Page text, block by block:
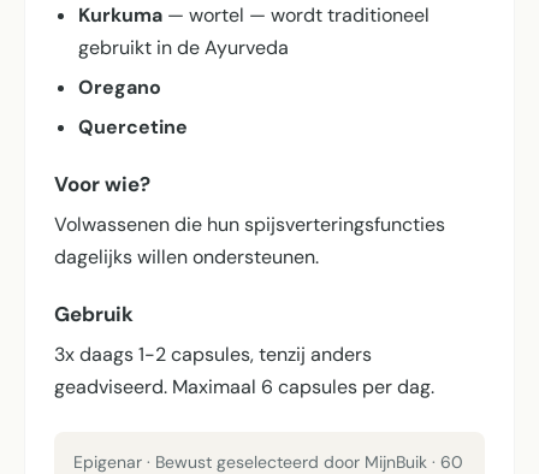
Kurkuma — wortel — wordt traditioneel
gebruikt in de Ayurveda
Oregano
Quercetine
Voor wie?
Volwassenen die hun spijsverterings­functies
dagelijks willen ondersteunen.
Gebruik
3x daags 1-2 capsules, tenzij anders
geadviseerd. Maximaal 6 capsules per dag.
Epigenar · Bewust geselecteerd door MijnBuik · 60